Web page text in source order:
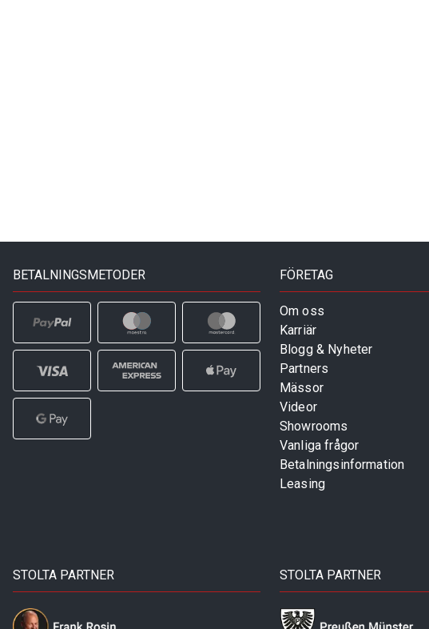
BETALNINGSMETODER FÖRETAG
Om oss
Karriär
Blogg & Nyheter
Partners
Mässor
Videor
Showrooms
Vanliga frågor
Betalningsinformation
Leasing
STOLTA PARTNER STOLTA PARTNER